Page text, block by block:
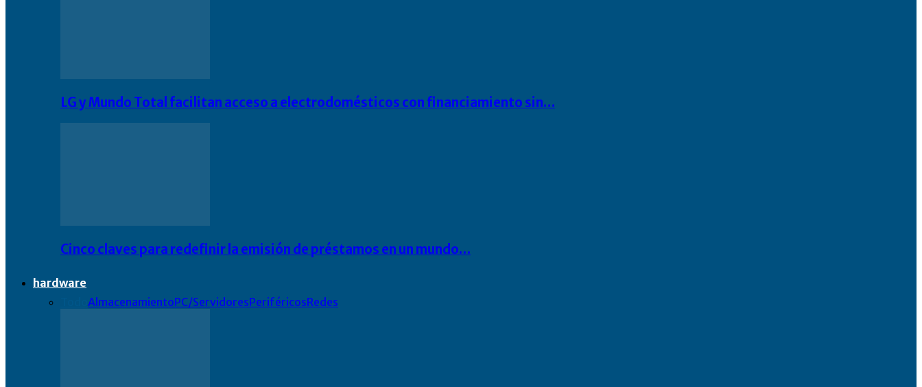
LG y Mundo Total facilitan acceso a electrodomésticos con financiamiento sin…
Cinco claves para redefinir la emisión de préstamos en un mundo…
hardware
AlmacenamientoPC/ServidoresPeriféricosRedes